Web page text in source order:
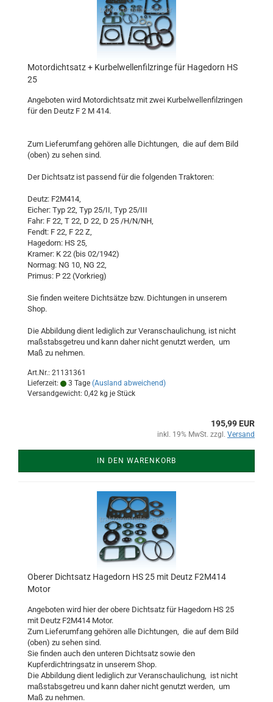
Motordichtsatz + Kurbelwellenfilzringe für Hagedorn HS
25
Angeboten wird Motordichtsatz mit zwei Kurbelwellenfilzringen
für den Deutz F 2 M 414.
Zum Lieferumfang gehören alle Dichtungen, die auf dem Bild
(oben) zu sehen sind.
Der Dichtsatz ist passend für die folgenden Traktoren:
Deutz: F2M414,
Eicher: Typ 22, Typ 25/II, Typ 25/III
Fahr: F 22, T 22, D 22, D 25 /H/N/NH,
Fendt: F 22, F 22 Z,
Hagedorn: HS 25,
Kramer: K 22 (bis 02/1942)
Normag: NG 10, NG 22,
Primus: P 22 (Vorkrieg)
Sie finden weitere Dichtsätze bzw. Dichtungen in unserem
Shop.
Die Abbildung dient lediglich zur Veranschaulichung, ist nicht
maßstabsgetreu und kann daher nicht genutzt werden, um
Maß zu nehmen.
Art.Nr.: 21131361
Lieferzeit:
3 Tage (Ausland abweichend)
Versandgewicht: 0,42 kg je Stück
195,99 EUR
inkl. 19% MwSt. zzgl. Versand
IN DEN WARENKORB
Oberer Dichtsatz Hagedorn HS 25 mit Deutz F2M414
Motor
Angeboten wird hier der obere Dichtsatz für Hagedorn HS 25
mit Deutz F2M414 Motor.
Zum Lieferumfang gehören alle Dichtungen, die auf dem Bild
(oben) zu sehen sind.
Sie finden auch den unteren Dichtsatz sowie den
Kupferdichtringsatz in unserem Shop.
Die Abbildung dient lediglich zur Veranschaulichung, ist nicht
maßstabsgetreu und kann daher nicht genutzt werden, um
Maß zu nehmen.